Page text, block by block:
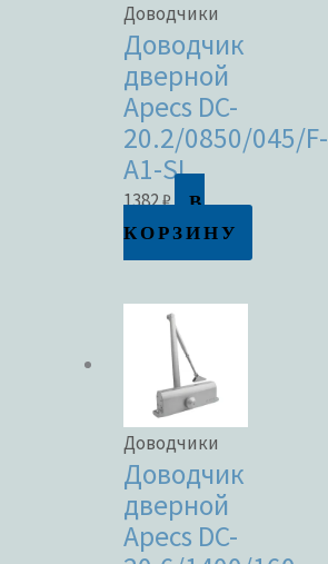
Доводчики
Доводчик
дверной
Apecs DC-
20.2/0850/045/F-
A1-SL
1382₽
В
КОРЗИНУ
Доводчики
Доводчик
дверной
Apecs DC-